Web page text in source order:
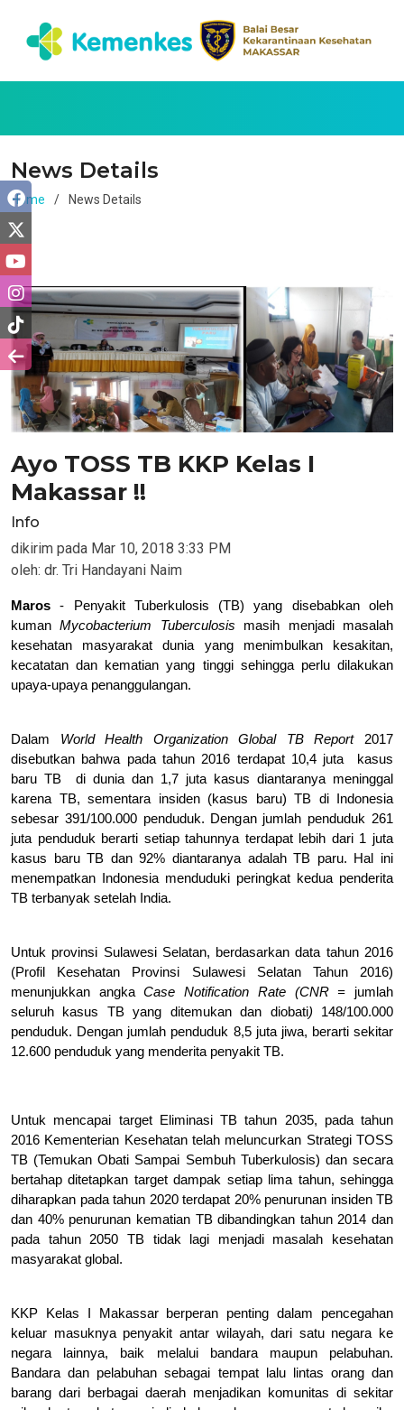
News Details
Home News Details
Ayo TOSS TB KKP Kelas I
Makassar !!
Info
dikirim pada Mar 10, 2018 3:33 PM
oleh: dr. Tri Handayani Naim
Maros - Penyakit Tuberkulosis (TB) yang disebabkan oleh
kumanMycobacterium Tuberculosis masih menjadi masalah
kesehatan masyarakat dunia yang menimbulkan kesakitan,
kecatatan dan kematian yang tinggi sehingga perlu dilakukan
upaya-upaya penanggulangan.
Dalam World Health Organization Global TB Report2017
disebutkan bahwa pada tahun 2016 terdapat 10,4 juta
kasus
baru TB
di dunia dan 1,7 juta kasus diantaranya meninggal
karena TB, sementara insiden (kasus baru) TB di Indonesia
sebesar 391/100.000 penduduk. Dengan jumlah penduduk 261
juta penduduk berarti setiap tahunnya terdapat lebih dari 1 juta
kasus baru TB dan 92% diantaranya adalah TB paru. Hal ini
menempatkan Indonesia menduduki peringkat kedua penderita
TB terbanyak setelah India.
Untuk provinsi Sulawesi Selatan, berdasarkan data tahun 2016
(Profil Kesehatan Provinsi Sulawesi Selatan Tahun 2016)
menunjukkan angkaCase Notification Rate (CNR = jumlah
seluruh kasus TB yang ditemukan dan diobati) 148/100.000
penduduk. Dengan jumlah penduduk 8,5 juta jiwa, berarti sekitar
12.600 penduduk yang menderita penyakit TB.
Untuk mencapai target Eliminasi TB tahun 2035, pada tahun
2016 Kementerian Kesehatan telah meluncurkan Strategi TOSS
TB (Temukan Obati Sampai Sembuh Tuberkulosis) dan secara
bertahap ditetapkan target dampak setiap lima tahun, sehingga
diharapkan pada tahun 2020 terdapat 20% penurunan insiden TB
dan 40% penurunan kematian TB dibandingkan tahun 2014 dan
pada tahun 2050 TB tidak lagi menjadi masalah kesehatan
masyarakat global.
KKP Kelas I Makassar berperan penting dalam pencegahan
keluar masuknya penyakit antar wilayah, dari satu negara ke
negara lainnya, baik melalui bandara maupun pelabuhan.
Bandara dan pelabuhan sebagai tempat lalu lintas orang dan
barang dari berbagai daerah menjadikan komunitas di sekitar